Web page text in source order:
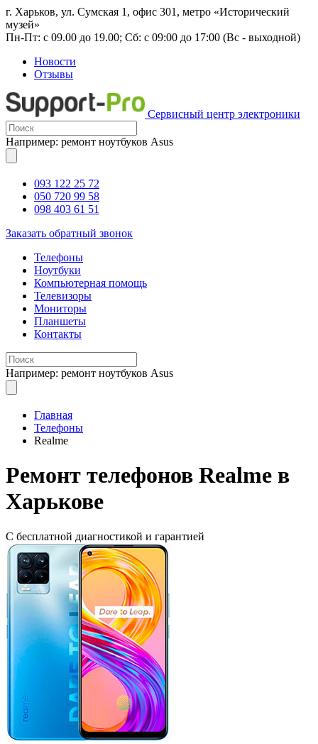
г. Харьков, ул. Сумская 1, офис 301, метро «Исторический
музей»
Пн-Пт: с 09.00 до 19.00; Сб: с 09:00 до 17:00 (Вс - выходной)
Новости
Отзывы
Сервисный центр электроники
Например: ремонт ноутбуков Asus
093 122 25 72
050 720 99 58
098 403 61 51
Заказать обратный звонок
Телефоны
Ноутбуки
Компьютерная помощь
Телевизоры
Мониторы
Планшеты
Контакты
Например: ремонт ноутбуков Asus
Главная
Телефоны
Realme
Ремонт телефонов Realme в
Харькове
С бесплатной диагностикой и гарантией